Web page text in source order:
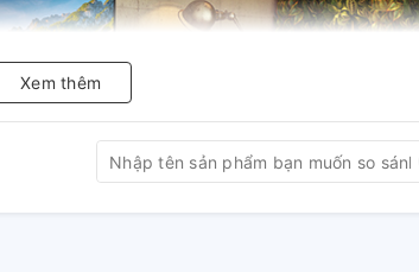
Xem thêm